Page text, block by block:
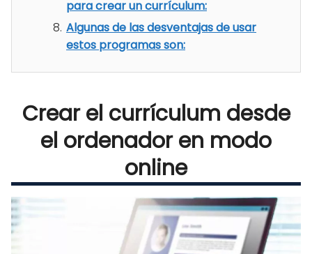
para crear un currículum:
Algunas de las desventajas de usar
estos programas son:
Crear el currículum desde
el ordenador en modo
online